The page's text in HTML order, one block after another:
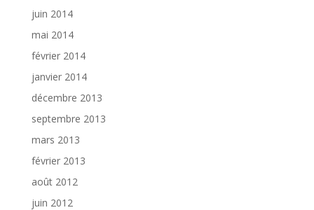
juin 2014
mai 2014
février 2014
janvier 2014
décembre 2013
septembre 2013
mars 2013
février 2013
août 2012
juin 2012